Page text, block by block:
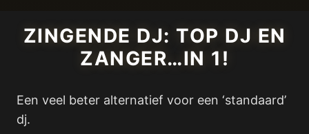
ZINGENDE DJ: TOP DJ EN
ZANGER…IN 1!
Een veel beter alternatief voor een ‘standaard’
dj.